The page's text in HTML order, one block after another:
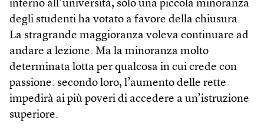
interno all’università, solo una piccola minoranza
degli studenti ha votato a favore della chiusura.
La stragrande maggioranza voleva continuare ad
andare a lezione. Ma la minoranza molto
determinata lotta per qualcosa in cui crede con
passione: secondo loro, l’aumento delle rette
impedirà ai più poveri di accedere a un’istruzione
superiore.